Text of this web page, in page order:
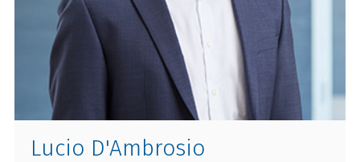
Lucio D'Ambrosio